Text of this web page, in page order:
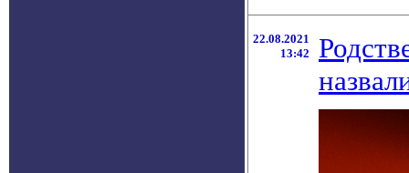
22.08.2021
13:42